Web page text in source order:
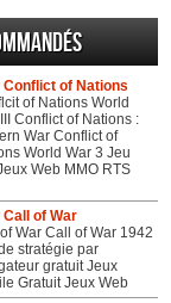
Conflict of Nations
of Nations World
Conflict of Nations :
War Conflict of
World War 3 Jeu
Web MMO RTS
Call of War
War Call of War 1942
stratégie par
gratuit Jeux
Gratuit Jeux Web